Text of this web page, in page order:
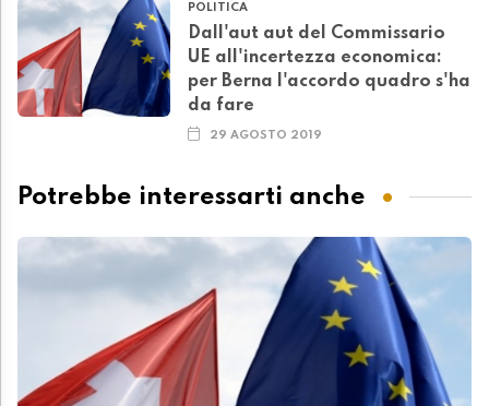
POLITICA
Dall'aut aut del Commissario
UE all'incertezza economica:
per Berna l'accordo quadro s'ha
da fare
29 AGOSTO 2019
Potrebbe interessarti anche